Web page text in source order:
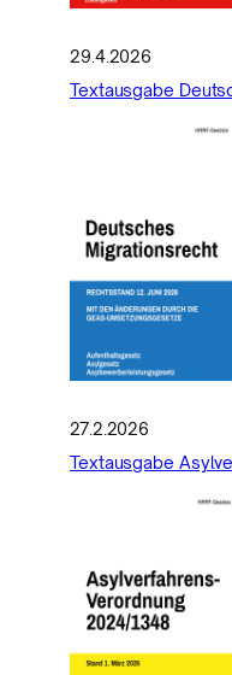
29.4.2026
Textausgabe
27.2.2026
Textausgabe